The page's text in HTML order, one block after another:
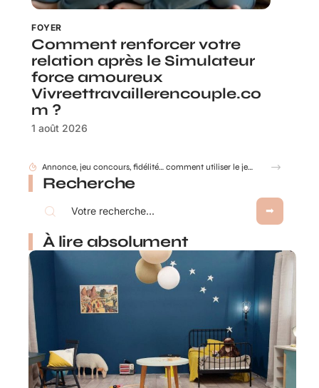
FOYER
Comment renforcer votre
relation après le Simulateur
force amoureux
Vivreettravaillerencouple.co
m ?
1 août 2026
Annonce, jeu concours, fidélité… comment utiliser le jeu à gratter personnalisé ?
Recherche
À lire absolument